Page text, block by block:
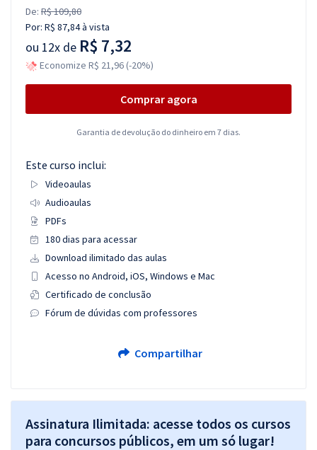
De: R$ 109,80
Por: R$ 87,84à vista
ou 12x de R$ 7,32
Economize R$ 21,96 (-20%)
Comprar agora
Garantia de devolução do dinheiro em 7 dias.
Este curso inclui:
Videoaulas
Audioaulas
PDFs
180 dias para acessar
Download ilimitado das aulas
Acesso no Android, iOS, Windows e Mac
Certificado de conclusão
Fórum de dúvidas com professores
Compartilhar
Assinatura Ilimitada: acesse todos os cursos
para concursos públicos, em um só lugar!